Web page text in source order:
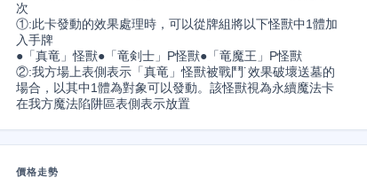
次
①:此卡發動的效果處理時，可以從牌組將以下怪獸中1體加
入手牌
●「真竜」怪獸●「竜剣士」P怪獸●「竜魔王」P怪獸
②:我方場上表側表示「真竜」怪獸被戰鬥˙效果破壞送墓的
場合，以其中1體為對象可以發動。該怪獸視為永續魔法卡
在我方魔法陷阱區表側表示放置
價格走勢